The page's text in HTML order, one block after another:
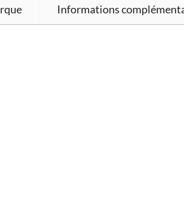
Informations